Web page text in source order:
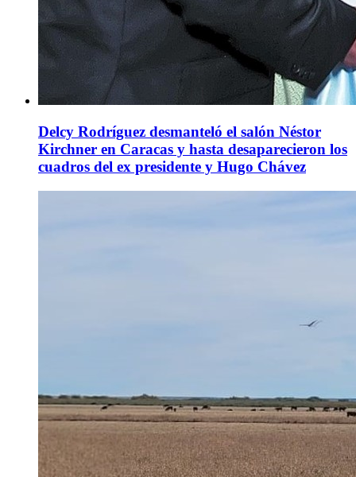
Delcy Rodríguez desmanteló el salón Néstor
Kirchner en Caracas y hasta desaparecieron los
cuadros del ex presidente y Hugo Chávez